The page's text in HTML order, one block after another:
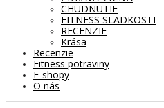
CHUDNUTIE
FITNESS SLADKOSTI
RECENZIE
Krása
Recenzie
Fitness potraviny
E-shopy
O nás